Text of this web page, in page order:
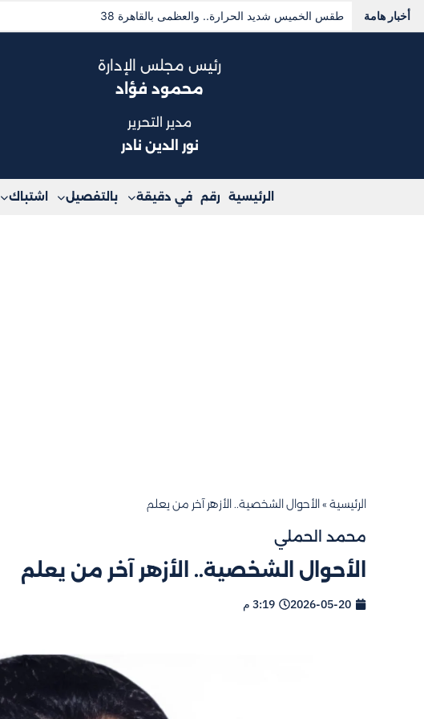
أخبار هامة هل تنهار هدنة جنوب لبنان؟.. خبراء يقرؤون سيناريوهات المرحلة المقبلة
رئيس مجلس الإدارة
محمود فؤاد
مدير التحرير
نور الدين نادر
الرئيسية رقم في دقيقة بالتفصيل اشتباك
الرئيسية » الأحوال الشخصية.. الأزهر آخر من يعلم
محمد الحملي
الأحوال الشخصية.. الأزهر آخر من يعلم
2026-05-20 3:19 م